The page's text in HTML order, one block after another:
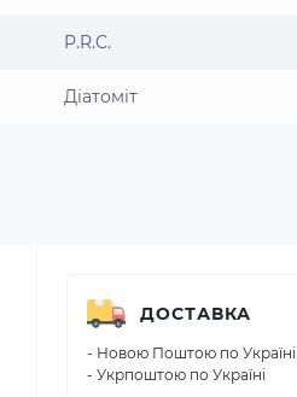
P.R.C.
Діатоміт
ДОСТАВКА
- Новою Поштою по Україні
- Укрпоштою по Україні